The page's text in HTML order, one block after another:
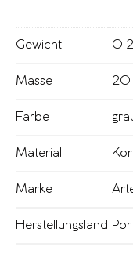
Gewicht
Masse 20
Farbe
Material
Marke
Herstellungsland